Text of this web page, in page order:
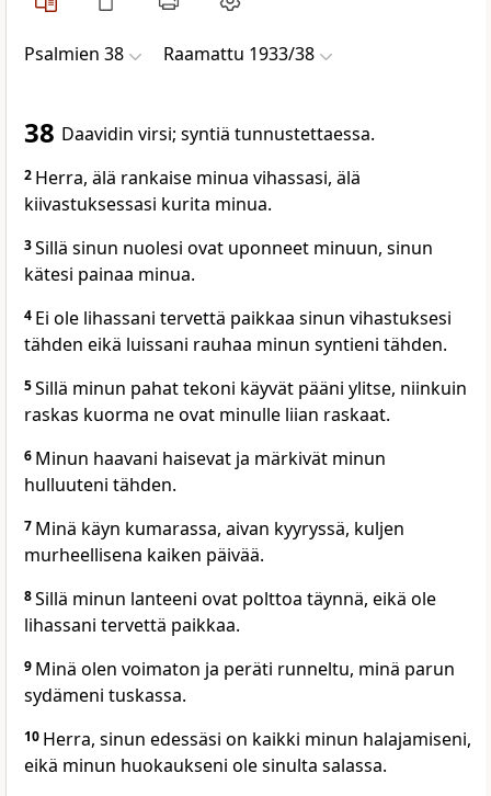
Psalmien 38 Raamattu 1933/38
38 Daavidin virsi; syntiä tunnustettaessa.
2 Herra, älä rankaise minua vihassasi, älä
kiivastuksessasi kurita minua.
3Sillä sinun nuolesi ovat uponneet minuun, sinun
kätesi painaa minua.
4 Ei ole lihassani tervettä paikkaa sinun vihastuksesi
tähden eikä luissani rauhaa minun syntieni tähden.
5Sillä minun pahat tekoni käyvät pääni ylitse, niinkuin
raskas kuorma ne ovat minulle liian raskaat.
6 Minun haavani haisevat ja märkivät minun
hulluuteni tähden.
7 Minä käyn kumarassa, aivan kyyryssä, kuljen
murheellisena kaiken päivää.
8Sillä minun lanteeni ovat polttoa täynnä, eikä ole
lihassani tervettä paikkaa.
9 Minä olen voimaton ja peräti runneltu, minä parun
sydämeni tuskassa.
10 Herra, sinun edessäsi on kaikki minun halajamiseni,
eikä minun huokaukseni ole sinulta salassa.